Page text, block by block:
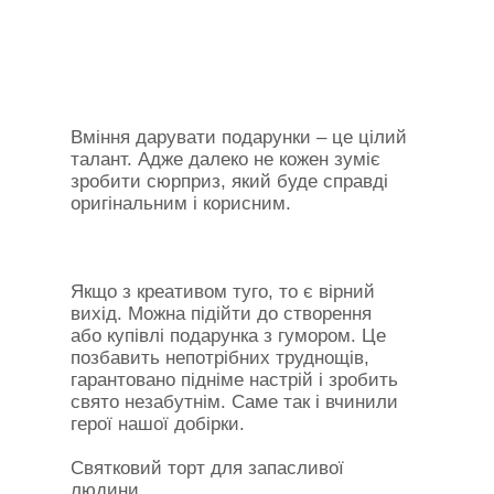
Вміння дарувати подарунки – це цілий
талант. Адже далеко не кожен зуміє
зробити сюрприз, який буде справді
оригінальним і корисним.
Якщо з креативом туго, то є вірний
вихід. Можна підійти до створення
або купівлі подарунка з гумором. Це
позбавить непотрібних труднощів,
гарантовано підніме настрій і зробить
свято незабутнім. Саме так і вчинили
герої нашої добірки.
Святковий торт для запасливої ​​